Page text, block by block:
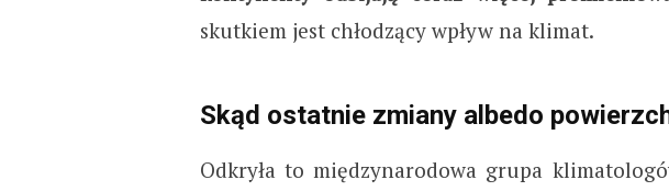
skutkiem jest chłodzący wpływ na klimat.
Skąd ostatnie zmiany albedo
Odkryła to międzynarodowa grupa